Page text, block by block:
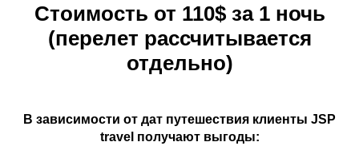
Стоимость от 110$ за 1 ночь
(перелет рассчитывается
отдельно)
В зависимости от дат путешествия клиенты JSP
travel получают выгоды: